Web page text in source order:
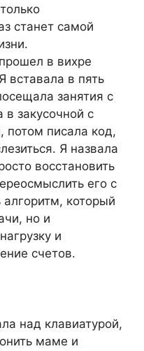
станет самой
в вихре
вставала в пять
занятия с
в закусочной с
потом писала код,
Я назвала
восстановить
его с
который
но и
и
счетов.
над клавиатурой,
маме и